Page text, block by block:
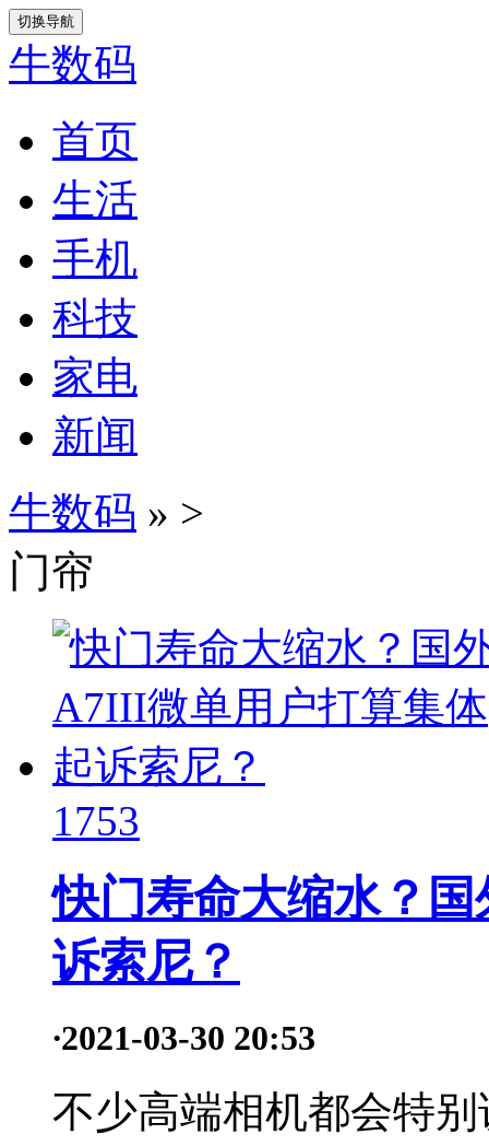
切换导航
牛数码
首页
生活
手机
科技
家电
新闻
牛数码 » >
门帘
1753
快门寿命大缩水？
诉索尼？
·2021-03-30 20:53
不少高端相机都会特